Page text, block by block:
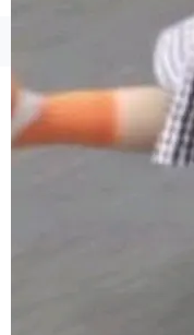
但对于金融、能源、医
Token花在哪里、算力是
续增长的AI成本该如何优
正是围绕这些实际问题
理两个方面，让用户的每
得住、用得稳、省得下、
始，Token使用一目...